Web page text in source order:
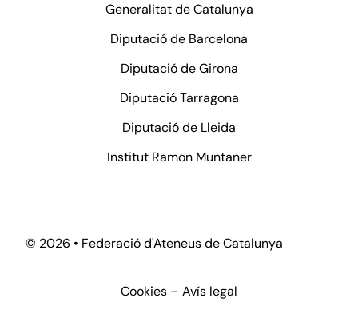
Generalitat de Catalunya
Diputació de Barcelona
Diputació de Girona
Diputació Tarragona
Diputació de Lleida
Institut Ramon Muntaner
© 2026 • Federació d'Ateneus de Catalunya
Cookies – Avís legal